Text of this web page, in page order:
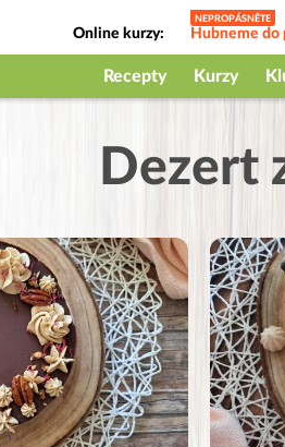
Online kurzy: Hubneme do
Jak na babičky
Recepty Kurzy
Dezert